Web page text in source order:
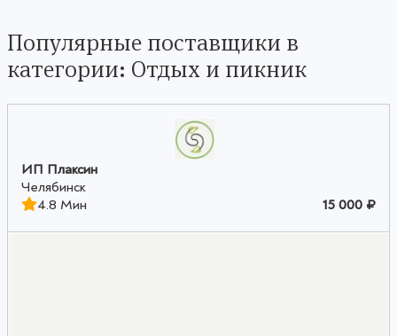
Популярные поставщики в
категории: Отдых и пикник
ИП Плаксин
Челябинск
4.8 Мин
15 000 ₽